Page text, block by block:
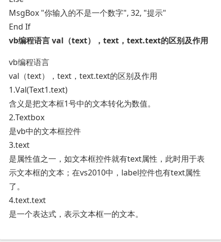
MsgBox "你输入的不是一个数字", 32, "提示"
End If
vb编程语言 val（text），text，text.text的区别及作用
vb编程语言
val（text），text，text.text的区别及作用
1.Val(Text1.text)
含义是把文本框1号中的文本转化为数值。
2.Textbox
是vb中的文本框控件
3.text
是属性值之一，如文本框控件就有text属性，此时用于表
示文本框的文本；在vs2010中，label控件也有text属性
了。
4.text.text
是一个表达式，表示文本框一的文本。